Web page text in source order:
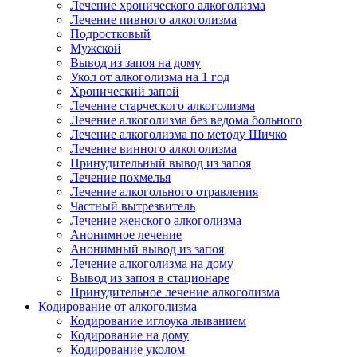
Лечение хронического алкоголизма
Лечение пивного алкоголизма
Подростковый
Мужской
Вывод из запоя на дому
Укол от алкоголизма на 1 год
Хронический запой
Лечение старческого алкоголизма
Лечение алкоголизма без ведома больного
Лечение алкоголизма по методу Шичко
Лечение винного алкоголизма
Принудительный вывод из запоя
Лечение похмелья
Лечение алкогольного отравления
Частный вытрезвитель
Лечение женского алкоголизма
Анонимное лечение
Анонимный вывод из запоя
Лечение алкоголизма на дому
Вывод из запоя в стационаре
Принудительное лечение алкоголизма
Кодирование от алкоголизма
Кодирование иглоука лыванием
Кодирование на дому
Кодирование уколом